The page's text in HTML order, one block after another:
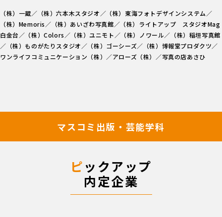
（株）一蔵／（株）六本木スタジオ／（株）東海フォトデザインシステム／
（株）Memoris／（株）あいざわ写真館／（株）ライトアップ スタジオMag
白金台／（株）Colors／（株）ユニモト／（株）ノワール／（株）稲垣写真館
／（株）ものがたりスタジオ／（株）ゴーシーズ／（株）博報堂プロダクツ／
ワンライフコミュニケーション（株）／アローズ（株）／写真の店あさひ
マスコミ出版・芸能学科
ピックアップ
内定企業